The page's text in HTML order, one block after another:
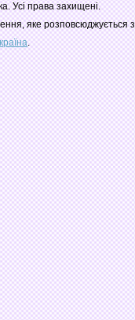
Усі права захищені.
яке розповсюджується
.